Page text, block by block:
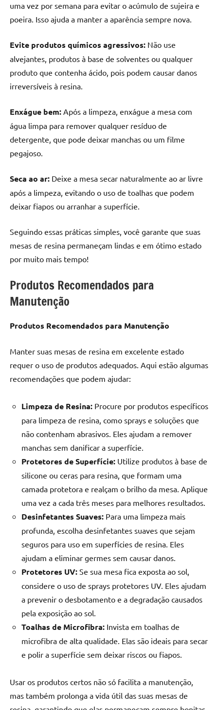
tendências
para
mesa
de
resinada
de
as
populares
River
e
mesas
de
tampinhas
uma vez por semana para evitar o acúmulo de sujeira e
poeira. Isso ajuda a manter a aparência sempre nova.
Evite produtos químicos agressivos: Não use
alvejantes, produtos à base de solventes ou qualquer
produto que contenha ácido, pois podem causar danos
irreversíveis à resina.
Enxágue bem: Após a limpeza, enxágue a mesa com
água limpa para remover qualquer resíduo de
detergente, que pode deixar manchas ou um filme
pegajoso.
Seca ao ar: Deixe a mesa secar naturalmente ao ar livre
após a limpeza, evitando o uso de toalhas que podem
deixar fiapos ou arranhar a superfície.
Seguindo essas práticas simples, você garante que suas
mesas de resina permaneçam lindas e em ótimo estado
por muito mais tempo!
Produtos Recomendados para
Manutenção
Produtos Recomendados para Manutenção
Manter suas mesas de resina em excelente estado
requer o uso de produtos adequados. Aqui estão algumas
recomendações que podem ajudar:
Limpeza de Resina: Procure por produtos específicos
para limpeza de resina, como sprays e soluções que
não contenham abrasivos. Eles ajudam a remover
manchas sem danificar a superfície.
Protetores de Superfície: Utilize produtos à base de
silicone ou ceras para resina, que formam uma
camada protetora e realçam o brilho da mesa. Aplique
uma vez a cada três meses para melhores resultados.
Desinfetantes Suaves: Para uma limpeza mais
profunda, escolha desinfetantes suaves que sejam
seguros para uso em superfícies de resina. Eles
ajudam a eliminar germes sem causar danos.
Protetores UV: Se sua mesa fica exposta ao sol,
considere o uso de sprays protetores UV. Eles ajudam
a prevenir o desbotamento e a degradação causados
pela exposição ao sol.
Toalhas de Microfibra: Invista em toalhas de
microfibra de alta qualidade. Elas são ideais para secar
e polir a superfície sem deixar riscos ou fiapos.
Usar os produtos certos não só facilita a manutenção,
mas também prolonga a vida útil das suas mesas de